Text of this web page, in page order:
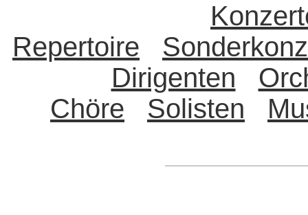
Repertoire
Dirigenten
Chöre
Solisten